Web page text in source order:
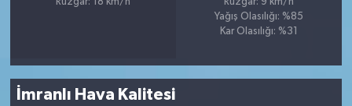
Yağış Olasılığı: %85
Kar Olasılığı: %31
İmranlı Hava Kalitesi